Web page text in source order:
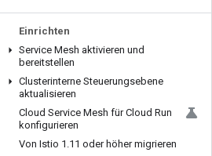
Einrichten
Service Mesh aktivieren und
bereitstellen
Clusterinterne Steuerungsebene
aktualisieren
Cloud Service Mesh für Cloud Run
konfigurieren
Von Istio 1 .11 oder höher migrieren